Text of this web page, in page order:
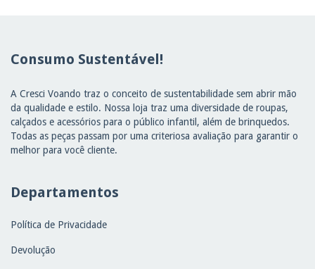
Consumo Sustentável!
A Cresci Voando traz o conceito de sustentabilidade sem abrir mão
da qualidade e estilo. Nossa loja traz uma diversidade de roupas,
calçados e acessórios para o público infantil, além de brinquedos.
Todas as peças passam por uma criteriosa avaliação para garantir o
melhor para você cliente.
Departamentos
Política de Privacidade
Devolução